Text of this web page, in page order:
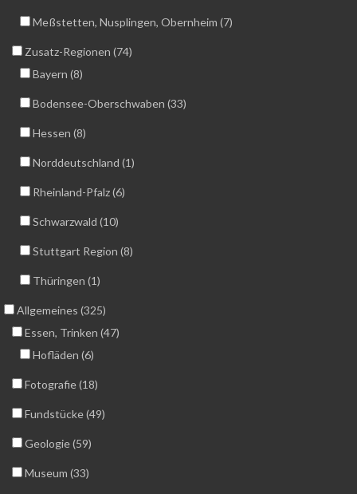
Meßstetten, Nusplingen, Obernheim (7)
Zusatz-Regionen (74)
Bayern (8)
Bodensee-Oberschwaben (33)
Hessen (8)
Norddeutschland (1)
Rheinland-Pfalz (6)
Schwarzwald (10)
Stuttgart Region (8)
Thüringen (1)
Allgemeines (325)
Essen, Trinken (47)
Hofläden (6)
Fotografie (18)
Fundstücke (49)
Geologie (59)
Museum (33)